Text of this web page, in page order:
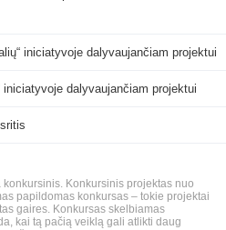
iniciatyvoje dalyvaujančiam projektui
dalyvaujančiam projektui
Konkursinis projektas nuo
papildomas konkursas – tokie projektai
gaires. Konkursas skelbiamas
kai tą pačią veiklą gali atlikti daug